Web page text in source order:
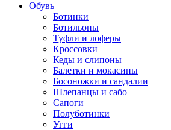
Обувь
Ботинки
Ботильоны
Туфли и лоферы
Кроссовки
Кеды и слипоны
Балетки и мокасины
Босоножки и сандалии
Шлепанцы и сабо
Сапоги
Полуботинки
Угги